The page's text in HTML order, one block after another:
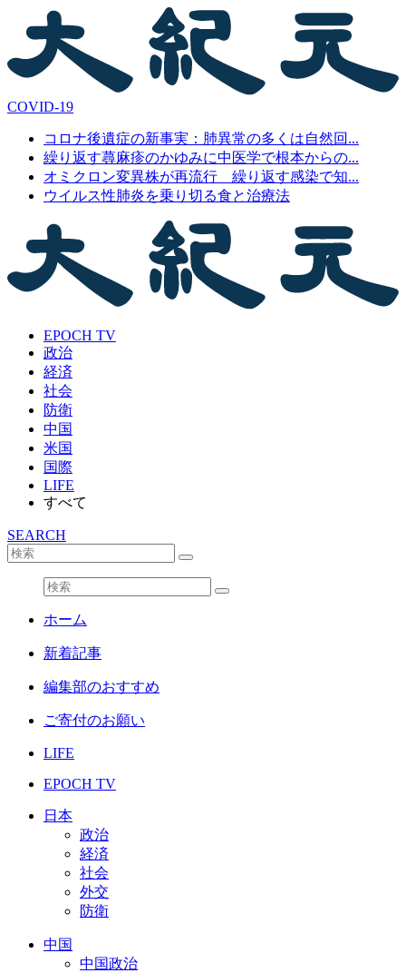
COVID-19
コロナ後遺症の新事実：肺異常の多くは自然回...
繰り返す蕁麻疹のかゆみに中医学で根本からの...
オミクロン変異株が再流行 繰り返す感染で知...
ウイルス性肺炎を乗り切る食と治療法
EPOCH TV
政治
経済
社会
防衛
中国
米国
国際
LIFE
すべて
SEARCH
ホーム
新着記事
編集部のおすすめ
ご寄付のお願い
LIFE
EPOCH TV
日本
政治
経済
社会
外交
防衛
中国
中国政治